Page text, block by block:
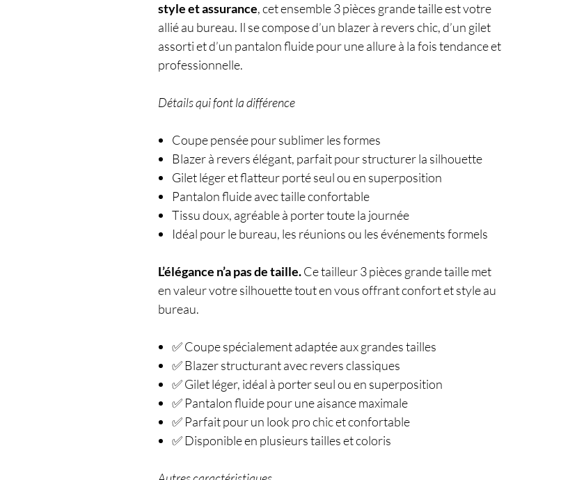
style et assurance, cet ensemble 3 pièces grande taille est votre
allié au bureau. Il se compose d’un blazer à revers chic, d’un gilet
assorti et d’un pantalon fluide pour une allure à la fois tendance et
professionnelle.
Détails qui font la différence
Coupe pensée pour sublimer les formes
Blazer à revers élégant, parfait pour structurer la silhouette
Gilet léger et flatteur porté seul ou en superposition
Pantalon fluide avec taille confortable
Tissu doux, agréable à porter toute la journée
Idéal pour le bureau, les réunions ou les événements formels
L’élégance n’a pas de taille.Ce tailleur 3 pièces grande taille met
en valeur votre silhouette tout en vous offrant confort et style au
bureau.
✅ Coupe spécialement adaptée aux grandes tailles
✅ Blazer structurant avec revers classiques
✅ Gilet léger, idéal à porter seul ou en superposition
✅ Pantalon fluide pour une aisance maximale
✅ Parfait pour un look pro chic et confortable
✅ Disponible en plusieurs tailles et coloris